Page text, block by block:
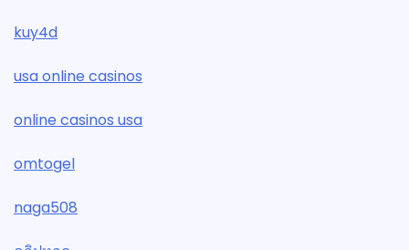
kuy4d
usa online casinos
online casinos usa
omtogel
naga508